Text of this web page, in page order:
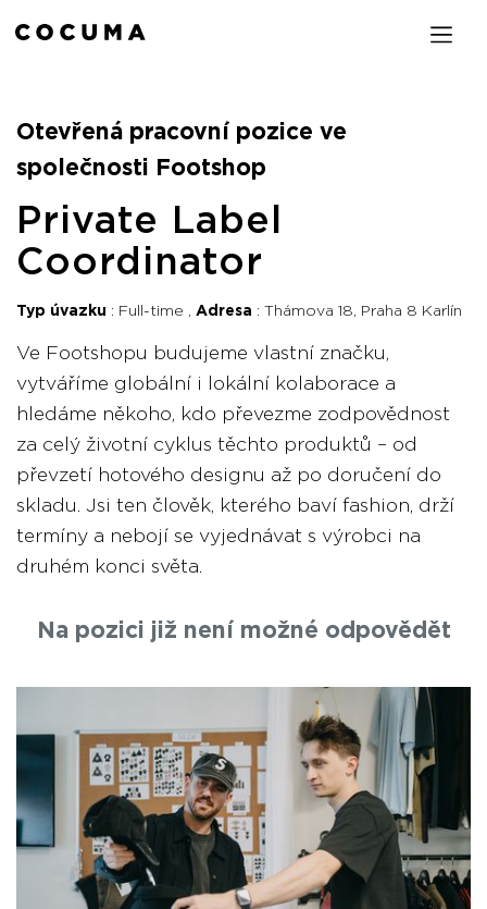
Otevřená pracovní pozice ve
společnosti Footshop
Private Label
Coordinator
Typ úvazku Full-time Adresa Thámova 18, Praha 8 Karlín
Ve Footshopu budujeme vlastní značku,
vytváříme globální i lokální kolaborace a
hledáme někoho, kdo převezme zodpovědnost
za celý životní cyklus těchto produktů – od
převzetí hotového designu až po doručení do
skladu. Jsi ten člověk, kterého baví fashion, drží
termíny a nebojí se vyjednávat s výrobci na
druhém konci světa.
Na pozici již není možné odpovědět